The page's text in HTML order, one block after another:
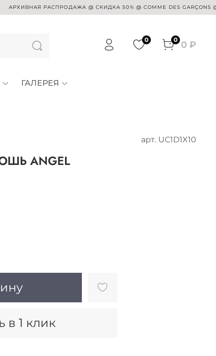
РАСПРОДАЖА @ СКИДКА 50% @ COMME DES GARÇONS @ SUE
0 0 0 ₽
ГАЛЕРЕЯ
арт. UC1D1X10
ANGEL
в 1 клик